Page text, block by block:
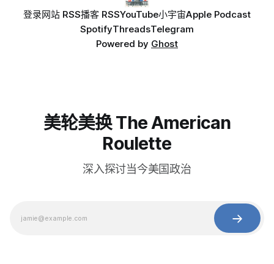
登录网站 RSS播客 RSSYouTube小宇宙Apple Podcast
SpotifyThreadsTelegram
Powered by Ghost
美轮美换 The American
Roulette
深入探讨当今美国政治